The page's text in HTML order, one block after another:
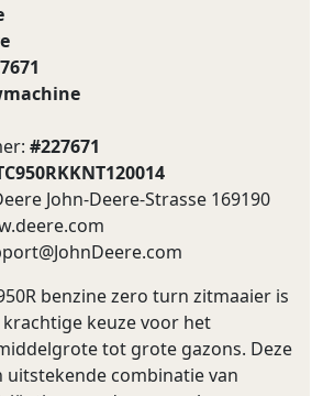
#227671
John-Deere-Strasse 169190
benzine zero turn zitmaaier is
keuze voor het
tot grote gazons. Deze
uitstekende combinatie van